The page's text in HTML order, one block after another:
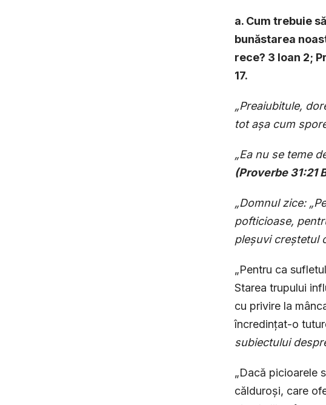
a. Cum trebuie
bunăstarea
rece? 3 Ioan 2;
17.
„Preaiubitule,
tot așa cum
„Ea nu se teme
(Proverbe 31:21
„Domnul zice:
pofticioase,
pleșuvi creștetul
„Pentru ca
Starea trupului
cu privire la
încredințat-o
subiectului
„Dacă picioarele
călduroși, care